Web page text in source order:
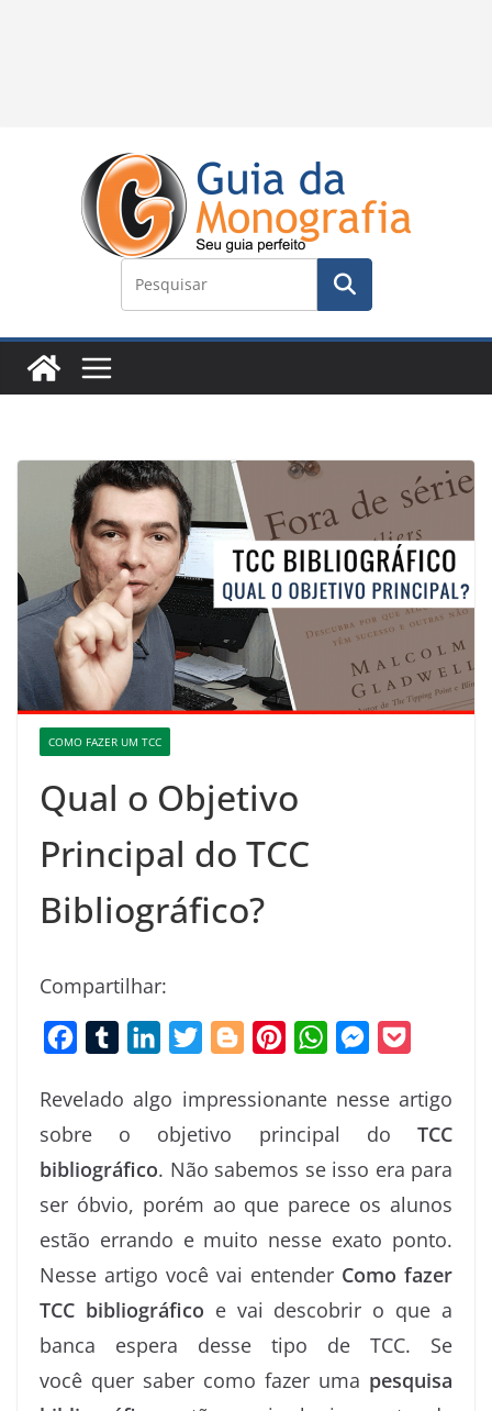
COMO FAZER UM TCC
Qual o Objetivo
Principal do TCC
Bibliográfico?
Compartilhar:
c
e
b
o
o
k
m
b
l
r
n
k
e
d
I
n
i
t
t
e
r
o
g
e
r
n
t
e
r
e
s
t
W
t
s
A
p
p
M
s
s
e
n
g
e
r
c
k
e
t
Revelado algo impressionante nesse artigo
sobre o objetivo principal do TCC
bibliográfico. Não sabemos se isso era para
ser óbvio, porém ao que parece os alunos
estão errando e muito nesse exato ponto.
Nesse artigo você vai entender Como fazer
TCC bibliográfico e vai descobrir o que a
banca espera desse tipo de TCC. Se
você quer saber como fazer uma pesquisa